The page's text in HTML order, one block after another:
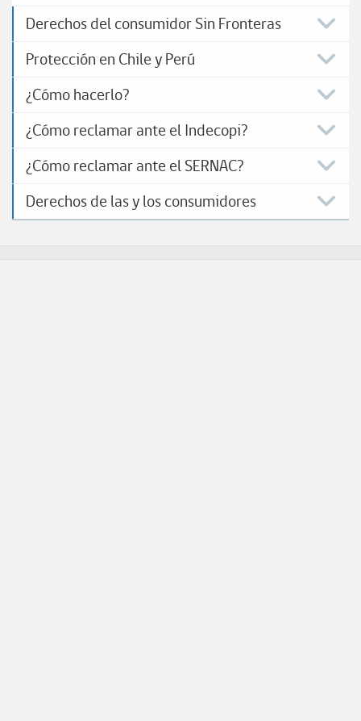
Derechos del consumidor Sin Fronteras
Protección en Chile y Perú
¿Cómo hacerlo?
¿Cómo reclamar ante el Indecopi?
¿Cómo reclamar ante el SERNAC?
Derechos de las y los consumidores